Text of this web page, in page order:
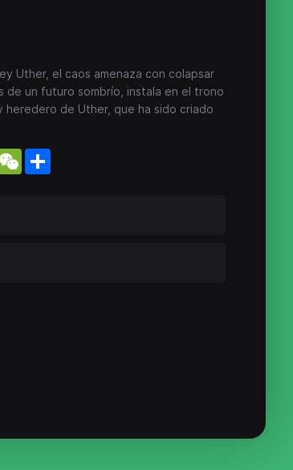
Uther, el caos amenaza con colapsar
de un futuro sombrío, instala en el trono
de Uther, que ha sido criado
WeChat